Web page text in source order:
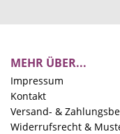
MEHR ÜBER...
Impressum
Kontakt
Versand- &
Widerrufsrecht &